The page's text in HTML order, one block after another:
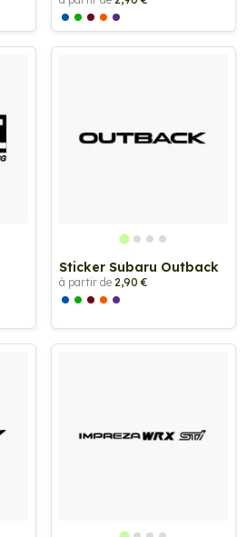
Sticker Subaru Outback
à partir de 2,90 €